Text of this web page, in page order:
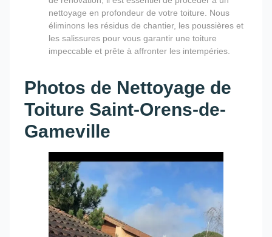
nettoyage en profondeur de votre toiture. Nous
éliminons les résidus de chantier, les poussières et
les salissures pour vous garantir une toiture
impeccable et prête à affronter les intempéries.
Photos de Nettoyage de
Toiture Saint-Orens-de-
Gameville